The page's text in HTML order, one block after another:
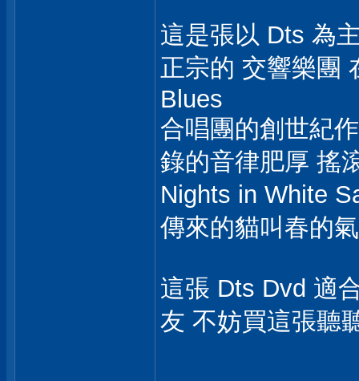
這是張以 Dts 為
正宗的 交響樂團
Blues
合唱團的創世紀
錄的音律肥厚 搖
Nights in White
傳來的貓叫春的
這張 Dts Dvd 適
友 不妨買這張聽